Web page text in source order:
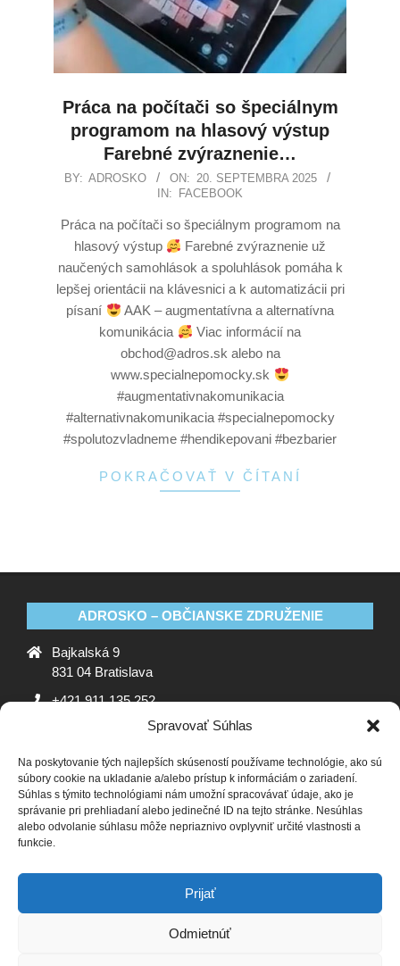
Spravovať Súhlas
Na poskytovanie tých najlepších skúseností používame technológie, ako sú
súbory cookie na ukladanie a/alebo prístup k informáciám o zariadení.
Súhlas s týmito technológiami nám umožní spracovávať údaje, ako je
správanie pri prehliadaní alebo jedinečné ID na tejto stránke. Nesúhlas
alebo odvolanie súhlasu môže nepriaznivo ovplyvniť určité vlastnosti a
funkcie.
Prijať
Odmietnúť
Práca na počítači so špeciálnym
programom na hlasový výstup
Farebné zvýraznenie…
BY: ADROSKO ON: 20. SEPTEMBRA 2025
IN:
FACEBOOK
Práca na počítači so špeciálnym programom na
hlasový výstup
Farebné zvýraznenie už
naučených samohlások a spoluhlások pomáha k
lepšej orientácii na klávesnici a k automatizácii pri
písaní
AAK – augmentatívna a alternatívna
komunikácia
Viac informácií na
obchod@adros.sk alebo na
www.specialnepomocky.sk
#augmentativnakomunikacia
#alternativnakomunikacia #specialnepomocky
#spolutozvladneme #hendikepovani #bezbarier
POKRAČOVAŤ V ČÍTANÍ
ADROSKO – OBČIANSKE ZDRUŽENIE
Bajkalská 9
831 04 Bratislava
+421 911 135 252
ADROSKO
Stanovy OZ Ochrana osobných údajov
Zásady
používania súborov cookie (EÚ)
Vyhlásenie o ochrane
osobných údajov (EU)
SLEDUJTE NÁS